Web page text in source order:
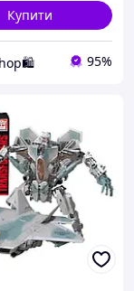
Купити
95%